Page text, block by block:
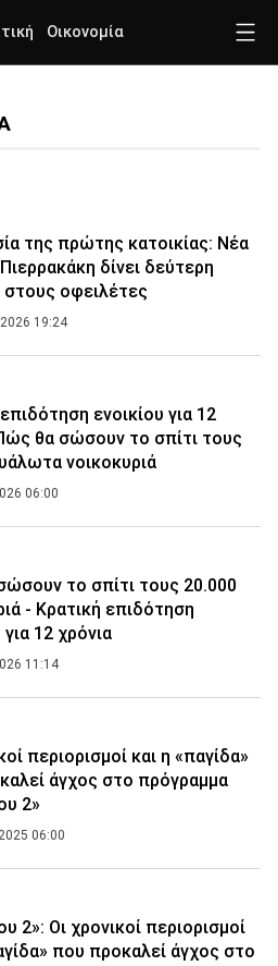
Οικονομία
της πρώτης κατοικίας: Νέα
δίνει δεύτερη
στους οφειλέτες
19:24
ενοικίου για 12
θα σώσουν το σπίτι τους
νοικοκυριά
06:00
το σπίτι τους 20.000
- Κρατική επιδότηση
για 12 χρόνια
11:14
περιορισμοί και η «παγίδα»
άγχος στο πρόγραμμα
2»
06:00
2»: Οι χρονικοί περιορισμοί
που προκαλεί άγχος στο